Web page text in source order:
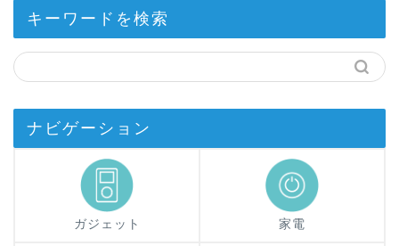
キーワードを検索
ナビゲーション
ガジェット 家電